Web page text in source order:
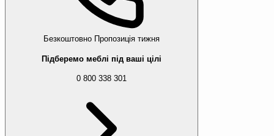
Безкоштовно Пропозиція тижня
Підберемо меблі під ваші цілі
0 800 338 301